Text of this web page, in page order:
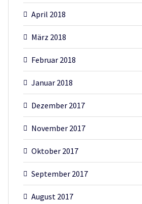
April 2018
März 2018
Februar 2018
Januar 2018
Dezember 2017
November 2017
Oktober 2017
September 2017
August 2017